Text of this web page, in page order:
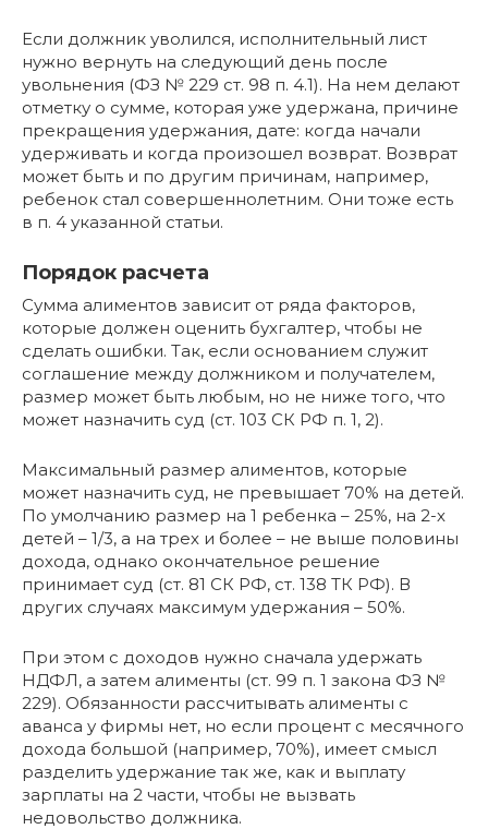
Если должник уволился, исполнительный лист
нужно вернуть на следующий день после
увольнения (ФЗ № 229 ст. 98 п. 4.1). На нем делают
отметку о сумме, которая уже удержана, причине
прекращения удержания, дате: когда начали
удерживать и когда произошел возврат. Возврат
может быть и по другим причинам, например,
ребенок стал совершеннолетним. Они тоже есть
в п. 4 указанной статьи.
Порядок расчета
Сумма алиментов зависит от ряда факторов,
которые должен оценить бухгалтер, чтобы не
сделать ошибки. Так, если основанием служит
соглашение между должником и получателем,
размер может быть любым, но не ниже того, что
может назначить суд (ст. 103 СК РФ п. 1, 2).
Максимальный размер алиментов, которые
может назначить суд, не превышает 70% на детей.
По умолчанию размер на 1 ребенка – 25%, на 2-х
детей – 1/3, а на трех и более – не выше половины
дохода, однако окончательное решение
принимает суд (ст. 81 СК РФ, ст. 138 ТК РФ). В
других случаях максимум удержания – 50%.
При этом с доходов нужно сначала удержать
НДФЛ, а затем алименты (ст. 99 п. 1 закона ФЗ №
229). Обязанности рассчитывать алименты с
аванса у фирмы нет, но если процент с месячного
дохода большой (например, 70%), имеет смысл
разделить удержание так же, как и выплату
зарплаты на 2 части, чтобы не вызвать
недовольство должника.